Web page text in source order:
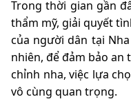
Trong thời gian gần
thẩm mỹ, giải quyết
của người dân tại
nhiên, để đảm bảo
chỉnh nha, việc lựa
vô cùng quan trọng.